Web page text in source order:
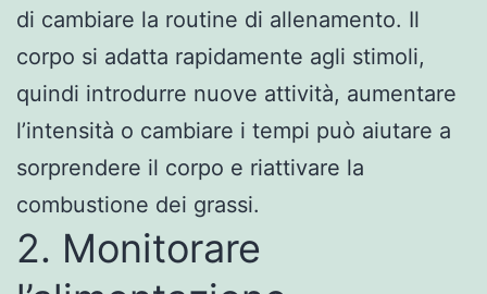
di cambiare la routine di allenamento. Il
corpo si adatta rapidamente agli stimoli,
quindi introdurre nuove attività, aumentare
l’intensità o cambiare i tempi può aiutare a
sorprendere il corpo e riattivare la
combustione dei grassi.
2. Monitorare